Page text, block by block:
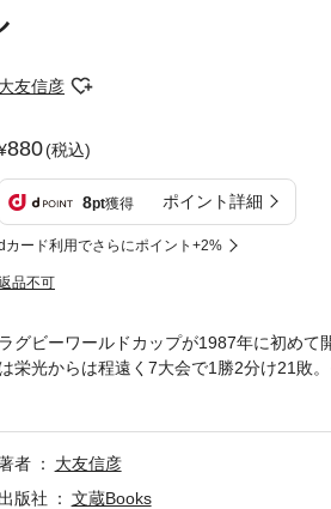
大友信彦
880(税込)
8pt獲得 ポイント詳細
カード利用でさらにポイント+2%
品不可
ラグビーワールドカップが1987年に初め
は栄光からは程遠く7大会で1勝2分け21敗
ニュージーランド戦での17対145だった
重ね、初めて明かされる真実がここにある
者
大友信彦
出版社
文蔵Books